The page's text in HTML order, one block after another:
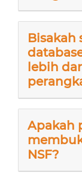
Bisakah
lebih
Apakah
NSF?